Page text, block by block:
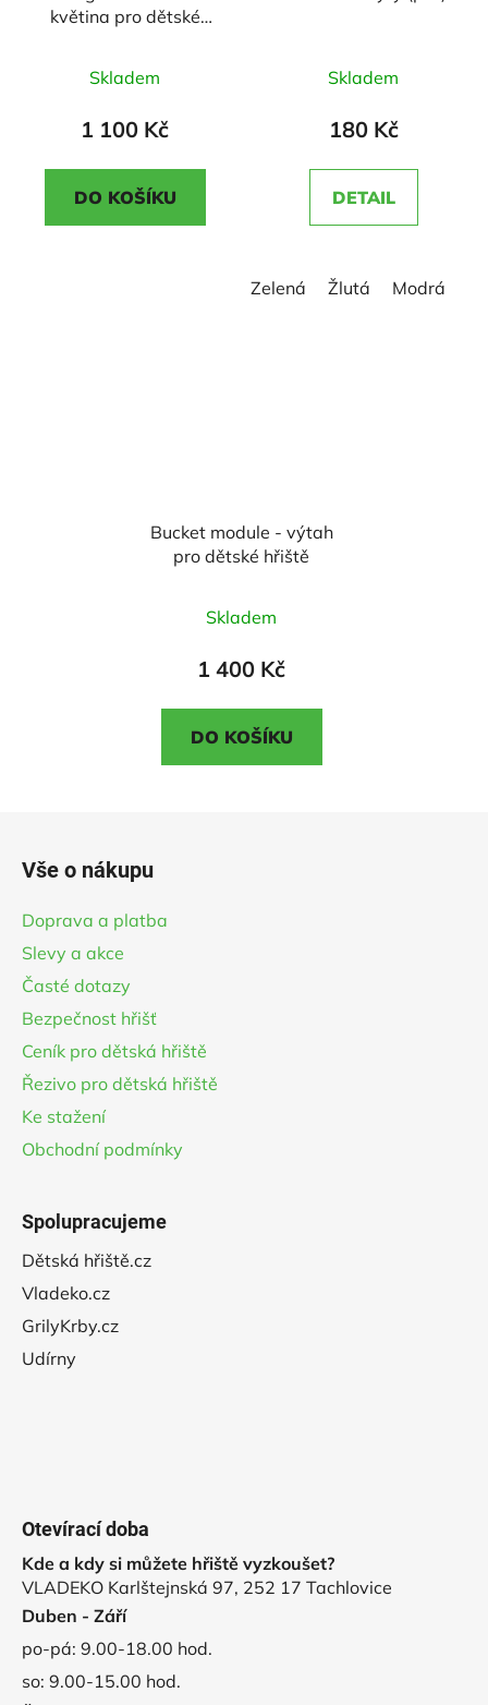
květina pro dětské
hodnocení
produktu
z
Skladem
1 100 Kč
DO KOŠÍKU
hodnocení
produktu
5,0
z
Skladem
180 Kč
DETAIL
Zelená Žlutá Modrá
Bucket module - výtah
pro dětské hřiště
hodnocení
produktu
5,0
z
Skladem
1 400 Kč
DO KOŠÍKU
Vše o nákupu
Doprava a platba
Slevy a akce
Časté dotazy
Bezpečnost hřišť
Ceník pro dětská hřiště
Řezivo pro dětská hřiště
Ke stažení
Obchodní podmínky
Spolupracujeme
Dětská hřiště.cz
Vladeko.cz
GrilyKrby.cz
Udírny
Otevírací doba
Kde a kdy si můžete hřiště vyzkoušet?
VLADEKO Karlštejnská 97, 252 17 Tachlovice
Duben - Září
po-pá: 9.00-18.00 hod.
so: 9.00-15.00 hod.